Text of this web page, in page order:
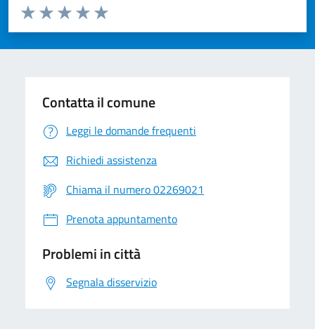
Valuta da 1 a 5 stelle la pagina
Valuta 5 stelle su 5
Valuta 4 stelle su 5
Valuta 3 stelle su 5
Valuta 2 stelle su 5
Valuta 1 stelle su 5
Contatta il comune
Leggi le domande frequenti
Richiedi assistenza
Chiama il numero 02269021
Prenota appuntamento
Problemi in città
Segnala disservizio